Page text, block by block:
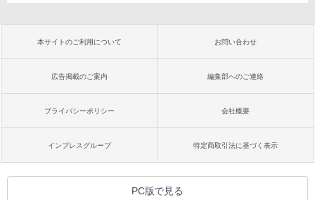
本サイトのご利用について お問い合わせ
広告掲載のご案内 編集部へのご連絡
プライバシーポリシー 会社概要
インプレスグループ 特定商取引法に基づく表示
PC版で見る